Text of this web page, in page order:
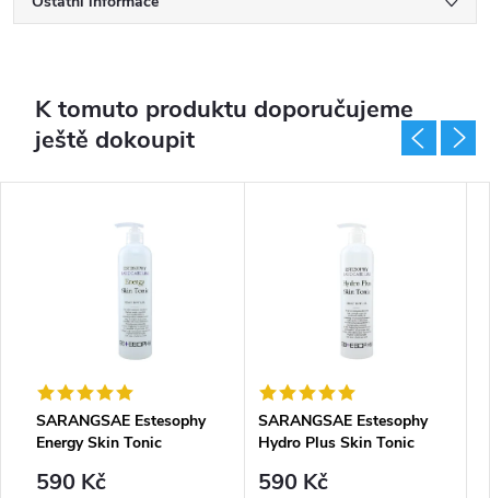
K tomuto produktu doporučujeme
ještě dokoupit
SARANGSAE Estesophy
Energy Skin Tonic
590 Kč
SARANGSAE Estesophy
Hydro Plus Skin Tonic
590 Kč